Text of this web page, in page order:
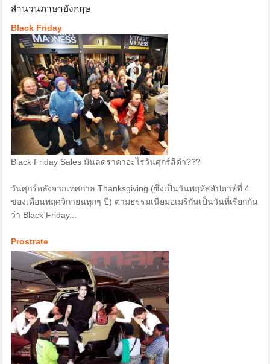
สำนวนภาษาอังกฤษ
Black Friday
Black Friday Sales มันลดราคาอะไรวันศุกร์สีดำ???
วันศุกร์หลังจากเทศกาล Thanksgiving (ซึ่งเป็นวันพฤหัสสัปดาห์ที่ 4
ของเดือนพฤศจิกายนทุกๆ ปี) ตามธรรมเนียมอเมริกันเป็นวันที่เรียกกัน
ว่า Black Friday...
Prostrate